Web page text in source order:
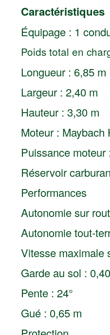
Caractéristiques
Équipage : 1
Poids total en
Longueur : 6,85 m
Largeur : 2,40 m
Hauteur : 3,30 m
Moteur :
Puissance moteur
Réservoir
Performances
Autonomie sur
Autonomie tout-
Vitesse maximale
Garde au sol :
Pente : 24°
Gué : 0,65 m